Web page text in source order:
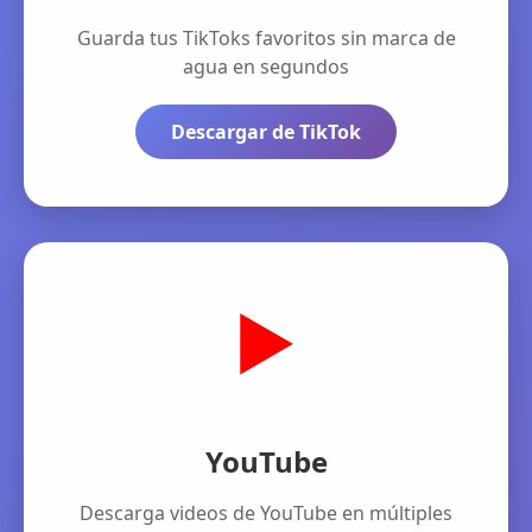
Guarda tus TikToks favoritos sin marca de
agua en segundos
Descargar de TikTok
▶️
YouTube
Descarga videos de YouTube en múltiples